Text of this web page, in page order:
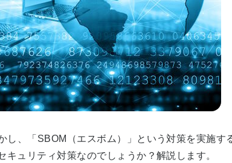
、「SBOM（エスボム）」という対策を実施す
ュリティ対策なのでしょうか？解説します。